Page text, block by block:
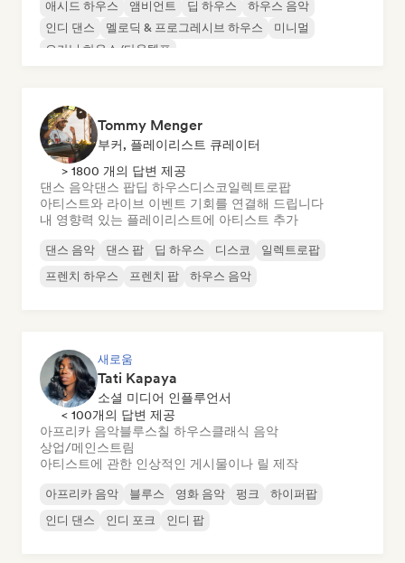
애시드 하우스 앰비언트 딥 하우스
하우스 음악
인디 댄스
멜로딕 & 프로그레시브 하우스
미니멀
오가닉 하우스/다운템포
Tommy Menger
부커, 플레이리스트 큐레이터
> 1800 개의 답변 제공
댄스 음악댄스 팝딥 하우스디스코일렉트로팝
아티스트와 라이브 이벤트 기회를 연결해 드립니다
내 영향력 있는 플레이리스트에 아티스트 추가
댄스 음악 댄스 팝 딥 하우스 디스코
일렉트로팝
프렌치 하우스
프렌치 팝 하우스 음악
새로움
Tati Kapaya
소셜 미디어 인플루언서
< 100개의 답변 제공
아프리카 음악블루스칠 하우스클래식 음악
상업/메인스트림
아티스트에 관한 인상적인 게시물이나 릴 제작
아프리카 음악 블루스 영화 음악 펑크
하이퍼팝
인디 댄스
인디 포크 인디 팝